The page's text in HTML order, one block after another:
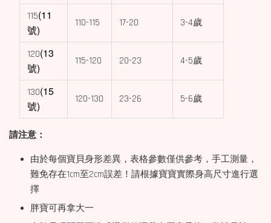
115(11
號)
110-115 17-20 3-4歲
120(13
號)
115-120 20-23 4-5歲
130(15
號)
120-130 23-26 5-6歲
請注意：
由於每個寶貝身形差異，表格參數僅供參考，手工測量，
難免存在1cm至2cm誤差！請根據寶寶實際身高尺寸進行選
擇
胖寶可再拿大一